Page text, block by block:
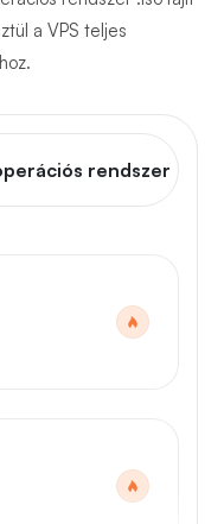
a VPS teljes
rendszer